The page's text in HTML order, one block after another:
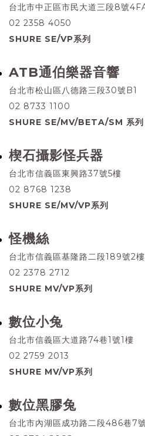
台北市中正區市民大道三段8號
02 2358 4050
SHURE SE/VP系列
ATB通伯樂器音響
台北市松山區八德路三段30號B1
02 8733 1100
SHURE SE/MV/BETA/SM 系列
楔石攝影怪兵器
台北市信義區東興路37號5樓
02 8768 1238
SHURE SE/MV/VP系列
怪機絲
台北市信義區基隆路二段189號2樓
02 2378 2712
SHURE MV/VP系列
數位小兔
台北市信義區大道路74巷1號1樓
02 2759 2013
SHURE MV/VP系列
數位黑膠兔
台北市內湖區成功路二段486巷7